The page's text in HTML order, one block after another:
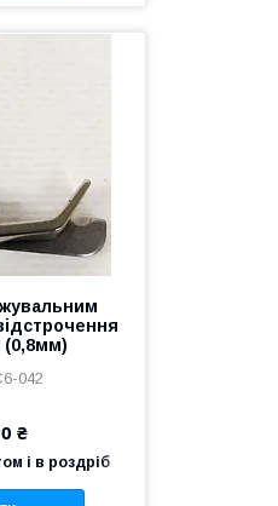
(0,8мм)
042
₴
і в роздріб